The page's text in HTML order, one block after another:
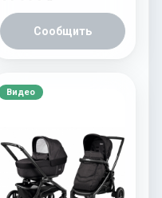
Сообщить
Видео